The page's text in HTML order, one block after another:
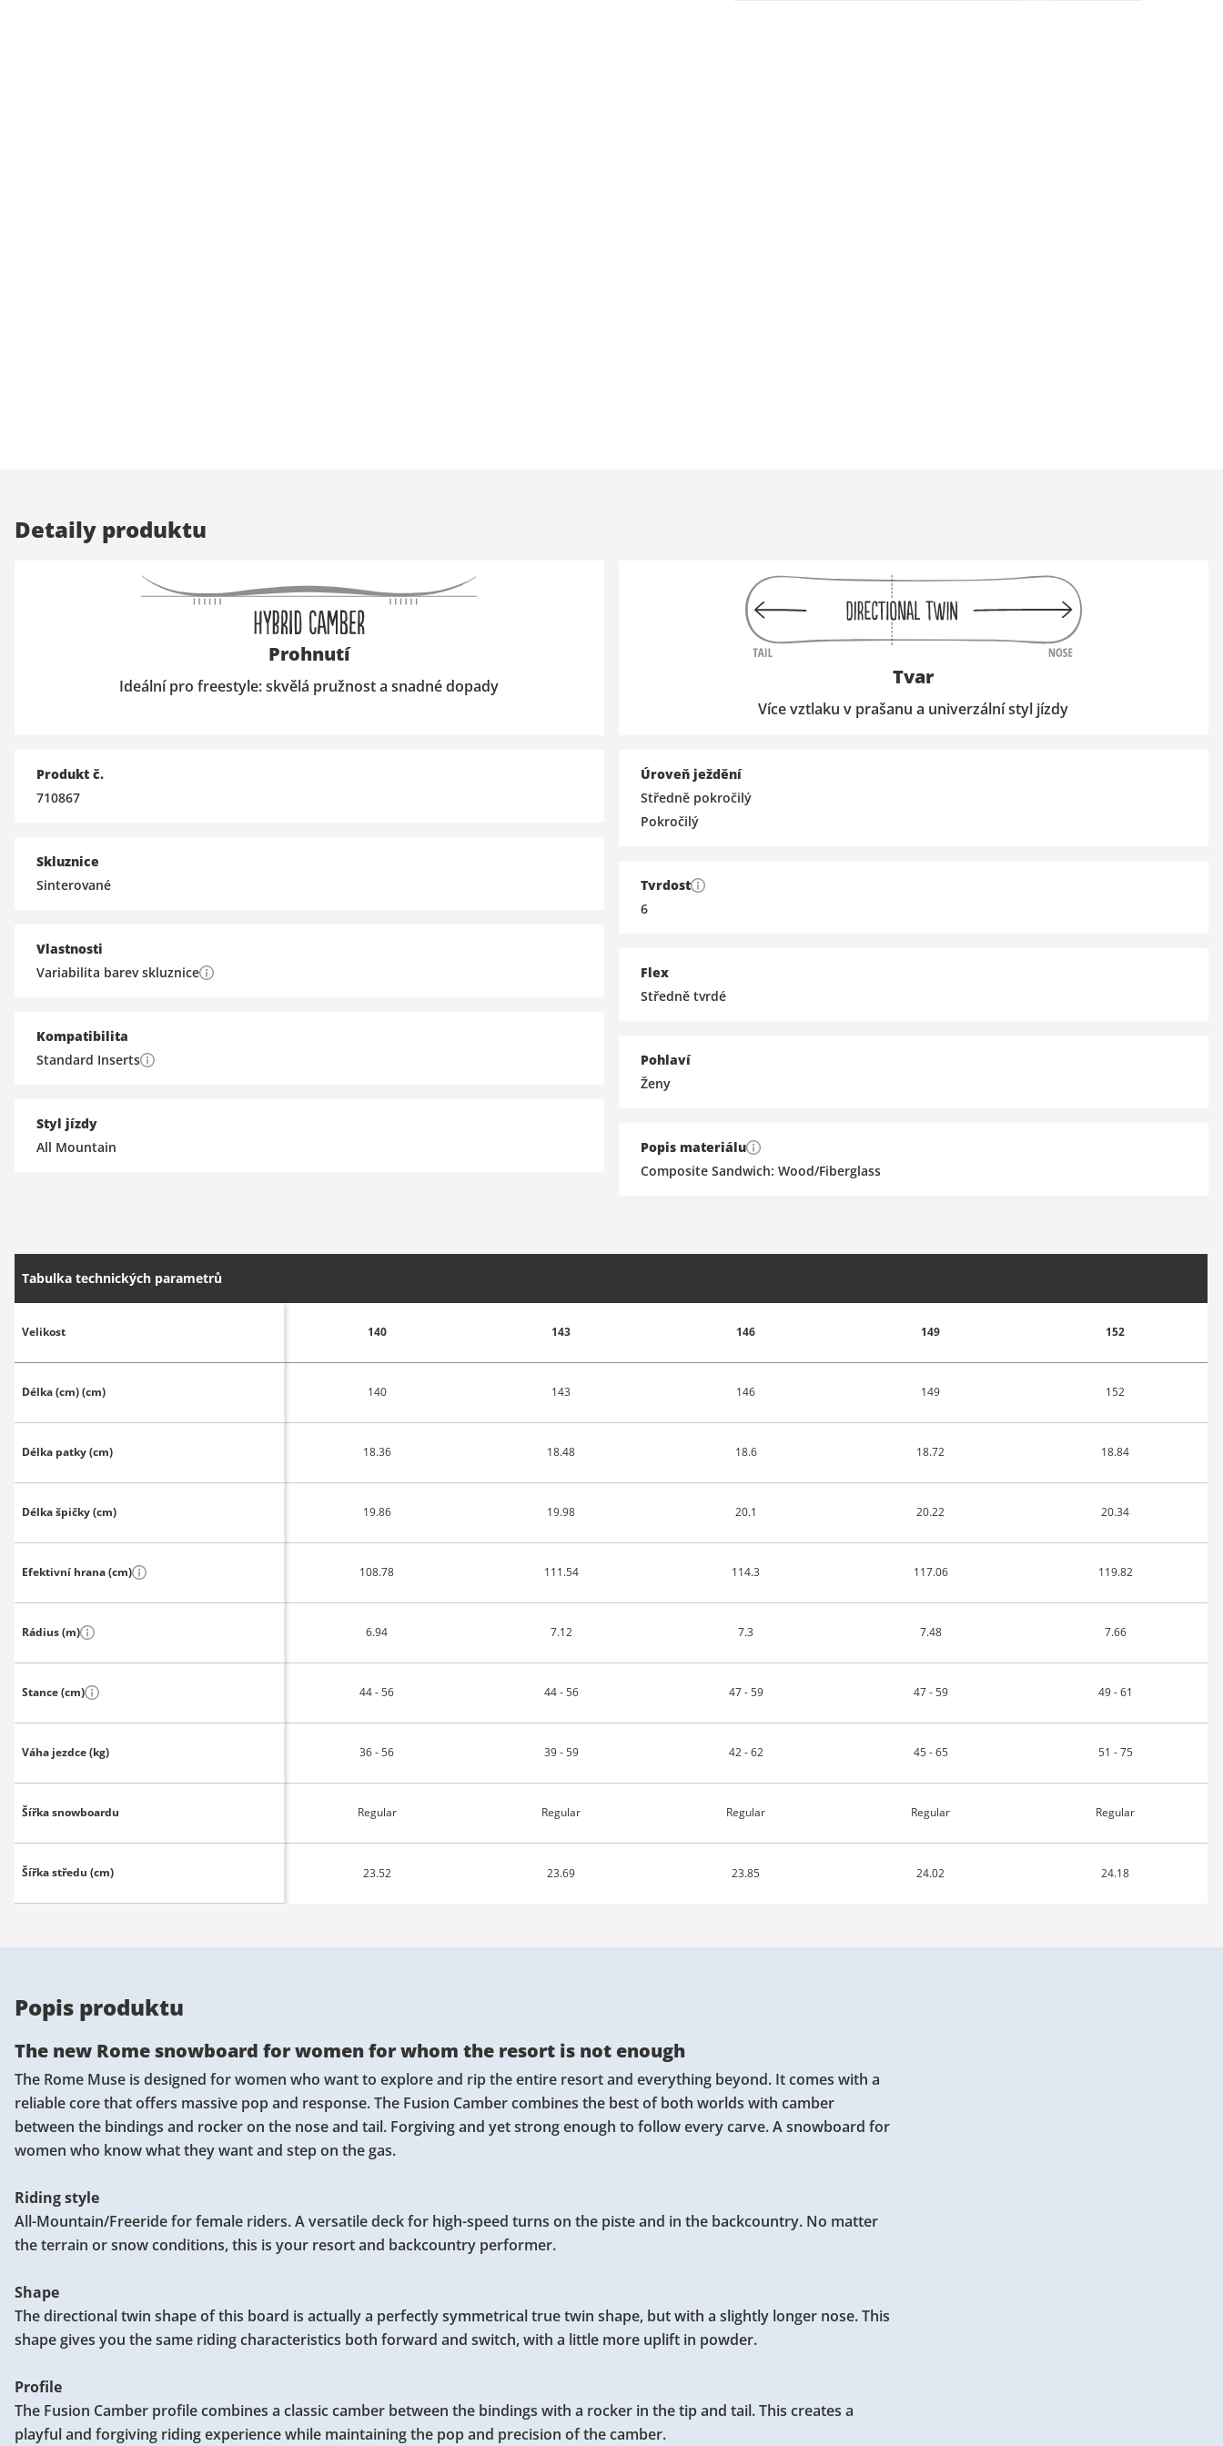
Detaily produktu
Prohnutí
Ideální pro freestyle: skvělá pružnost a snadné dopady Tvar
Více vztlaku v prašanu a univerzální styl jízdy
Produkt č.
710867
Skluznice
Sinterované
Vlastnosti
Variabilita barev skluznice
Kompatibilita
Standard Inserts
Styl jízdy
All Mountain
Úroveň ježdění
Středně pokročilý
Pokročilý
Tvrdost
6
Flex
Středně tvrdé
Pohlaví
Ženy
Popis materiálu
Composite Sandwich: Wood/Fiberglass
Tabulka technických parametrů
Velikost 140 143 146 149 152
Délka (cm) (cm) 140 143 146 149 152
Délka patky (cm) 18.36 18.48 18.6 18.72 18.84
Délka špičky (cm) 19.86 19.98 20.1 20.22 20.34
Efektivní hrana (cm) 108.78 111.54 114.3 117.06 119.82
Rádius (m) 6.94 7.12 7.3 7.48 7.66
Stance (cm) 44 - 56 44 - 56 47 - 59 47 - 59 49 - 61
Váha jezdce (kg) 36 - 56 39 - 59 42 - 62 45 - 65 51 - 75
Šířka snowboardu Regular Regular Regular Regular Regular
Šířka středu (cm) 23.52 23.69 23.85 24.02 24.18
Popis produktu
The new Rome snowboard for women for whom the resort is not enough
The Rome Muse is designed for women who want to explore and rip the entire resort and everything beyond. It comes with a
reliable core that offers massive pop and response. The Fusion Camber combines the best of both worlds with camber
between the bindings and rocker on the nose and tail. Forgiving and yet strong enough to follow every carve. A snowboard for
women who know what they want and step on the gas.
Riding style
All-Mountain/Freeride for female riders. A versatile deck for high-speed turns on the piste and in the backcountry. No matter
the terrain or snow conditions, this is your resort and backcountry performer.
Shape
The directional twin shape of this board is actually a perfectly symmetrical true twin shape, but with a slightly longer nose. This
shape gives you the same riding characteristics both forward and switch, with a little more uplift in powder.
Profile
The Fusion Camber profile combines a classic camber between the bindings with a rocker in the tip and tail. This creates a
playful and forgiving riding experience while maintaining the pop and precision of the camber.